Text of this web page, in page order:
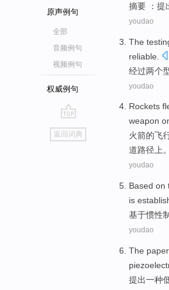
原声例句
全部
音频例句
视频例句
权威例句
go
top
返回词典
摘要 ： 提
youdao
The
reliable
经过两个
youdao
Rockets
weapon
火箭的飞
道路径上。
youdao
Based on
is
基于惯性
youdao
The
提出一种